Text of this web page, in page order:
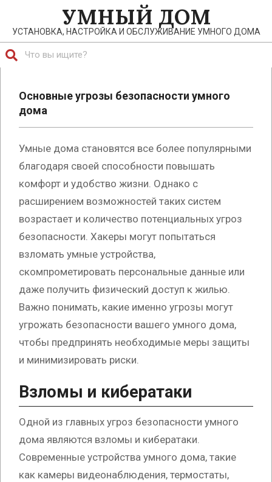
содержимому
УМНЫЙ ДОМ
УСТАНОВКА, НАСТРОЙКА И ОБСЛУЖИВАНИЕ УМНОГО ДОМА
навигационное
Основные угрозы безопасности умного
дома
Умные дома становятся все более популярными
благодаря своей способности повышать
комфорт и удобство жизни. Однако с
расширением возможностей таких систем
возрастает и количество потенциальных угроз
безопасности. Хакеры могут попытаться
взломать умные устройства,
скомпрометировать персональные данные или
даже получить физический доступ к жилью.
Важно понимать, какие именно угрозы могут
угрожать безопасности вашего умного дома,
чтобы предпринять необходимые меры защиты
и минимизировать риски.
Взломы и кибератаки
Одной из главных угроз безопасности умного
дома являются взломы и кибератаки.
Современные устройства умного дома, такие
как камеры видеонаблюдения, термостаты,